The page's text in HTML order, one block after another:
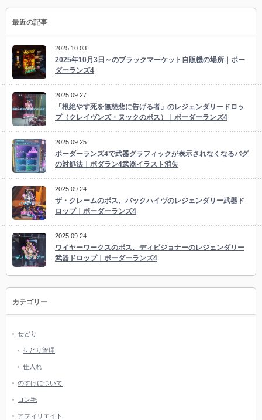
最近の記事
2025.10.03
2025年10月3日～のブラックマーケット自販機の場所｜ボー
ダーランズ4
2025.09.27
「根絶やす死を無慈悲に告げる者」のレジェンダリードロッ
プ（クレイヴンズ・ヌックのボス）｜ボーダーランズ4
2025.09.25
ボーダーランズ4で武器グラフィックが表示されなくなるバグ
の対処法｜ボダラン4武器イラスト消失
2025.09.24
ザ・クレームのボス、バックハイヴのレジェンダリー武器ド
ロップ｜ボーダーランズ4
2025.09.24
ワイヤーワークスのボス、ディビジョナーのレジェンダリー
武器ドロップ｜ボーダーランズ4
カテゴリー
せどり
せどり管理
仕入れ
のすけについて
ロン毛
アフィリエイト